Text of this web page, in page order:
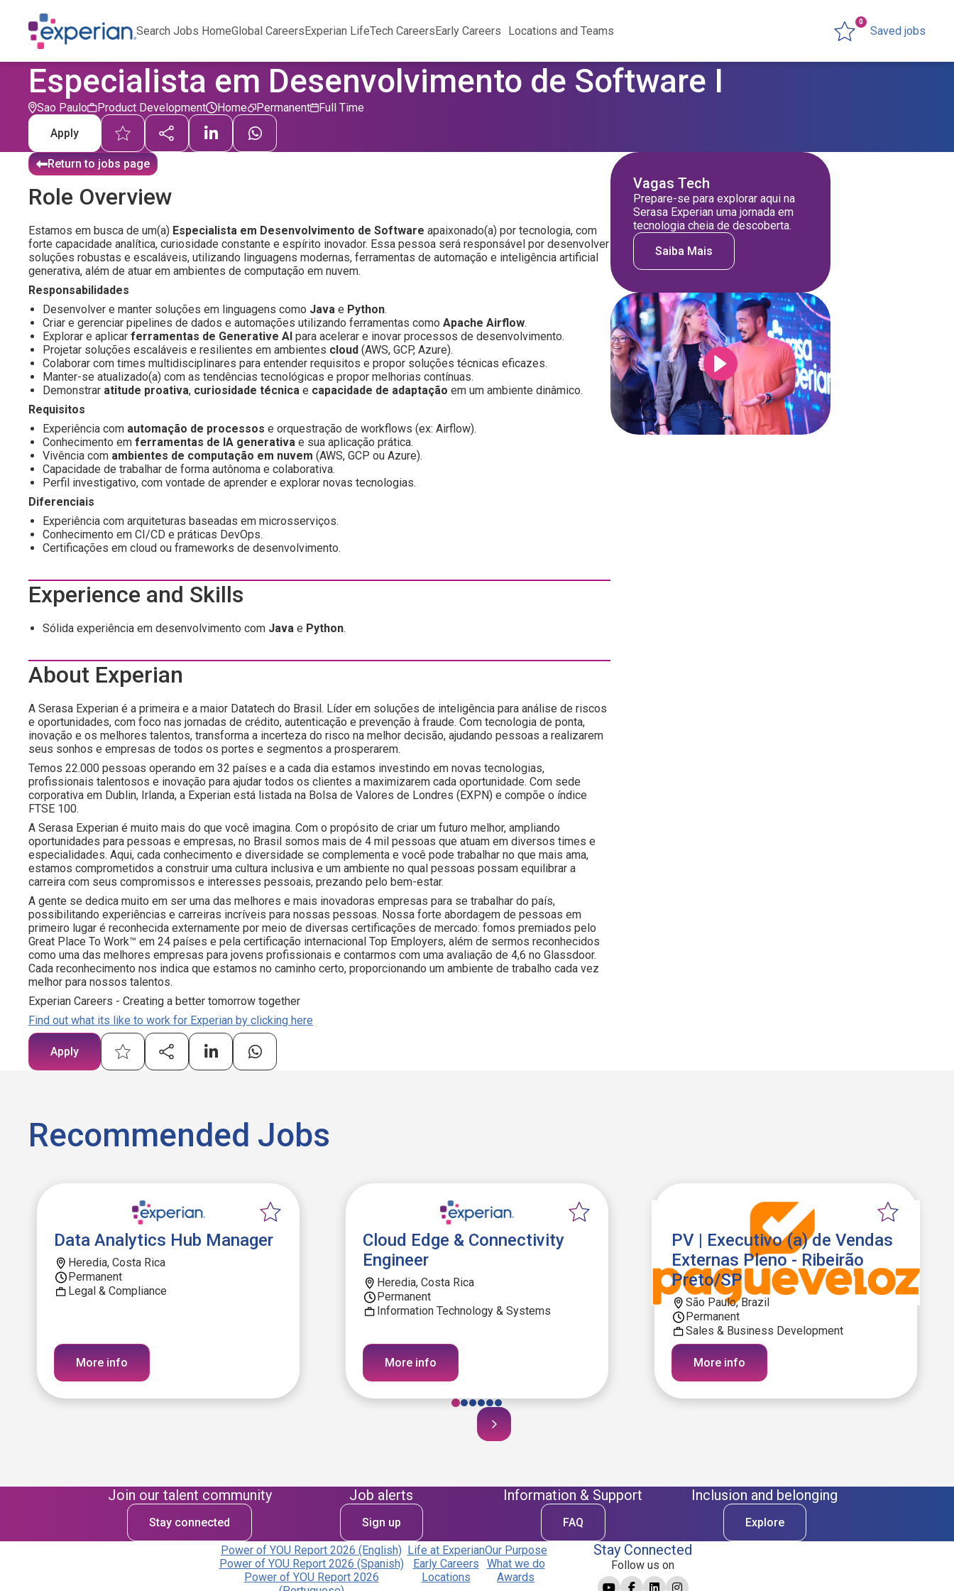
Search Jobs HomeGlobal CareersExperian LifeTech CareersEarly Careers Locations and Teams Saved jobs
0
Especialista em Desenvolvimento de Software I
Sao Paulo Product Development Permanent
Home
Full Time
Apply
Return to jobs page
Role Overview
Estamos em busca de um(a) Especialista em Desenvolvimento de Software apaixonado(a) por tecnologia, com
forte capacidade analítica, curiosidade constante e espírito inovador. Essa pessoa será responsável por desenvolver
soluções robustas e escaláveis, utilizando linguagens modernas, ferramentas de automação e inteligência artificial
generativa, além de atuar em ambientes de computação em nuvem.
Responsabilidades
Desenvolver e manter soluções em linguagens como Java e Python.
Criar e gerenciar pipelines de dados e automações utilizando ferramentas como Apache Airflow.
Explorar e aplicar ferramentas de Generative AI para acelerar e inovar processos de desenvolvimento.
Projetar soluções escaláveis e resilientes em ambientes cloud (AWS, GCP, Azure).
Colaborar com times multidisciplinares para entender requisitos e propor soluções técnicas eficazes.
Manter-se atualizado(a) com as tendências tecnológicas e propor melhorias contínuas.
Demonstrar atitude proativa, curiosidade técnica e capacidade de adaptação em um ambiente dinâmico.
Requisitos
Experiência com automação de processos e orquestração de workflows (ex: Airflow).
Conhecimento em ferramentas de IA generativa e sua aplicação prática.
Vivência com ambientes de computação em nuvem (AWS, GCP ou Azure).
Capacidade de trabalhar de forma autônoma e colaborativa.
Perfil investigativo, com vontade de aprender e explorar novas tecnologias.
Diferenciais
Experiência com arquiteturas baseadas em microsserviços.
Conhecimento em CI/CD e práticas DevOps.
Certificações em cloud ou frameworks de desenvolvimento.
Experience and Skills
Sólida experiência em desenvolvimento com Java e Python.
About Experian
A Serasa Experian é a primeira e a maior Datatech do Brasil. Líder em soluções de inteligência para análise de riscos
e oportunidades, com foco nas jornadas de crédito, autenticação e prevenção à fraude. Com tecnologia de ponta,
inovação e os melhores talentos, transforma a incerteza do risco na melhor decisão, ajudando pessoas a realizarem
seus sonhos e empresas de todos os portes e segmentos a prosperarem.
Temos 22.000 pessoas operando em 32 países e a cada dia estamos investindo em novas tecnologias,
profissionais talentosos e inovação para ajudar todos os clientes a maximizarem cada oportunidade. Com sede
corporativa em Dublin, Irlanda, a Experian está listada na Bolsa de Valores de Londres (EXPN) e compõe o índice
FTSE 100.
A Serasa Experian é muito mais do que você imagina. Com o propósito de criar um futuro melhor, ampliando
oportunidades para pessoas e empresas, no Brasil somos mais de 4 mil pessoas que atuam em diversos times e
especialidades. Aqui, cada conhecimento e diversidade se complementa e você pode trabalhar no que mais ama,
estamos comprometidos a construir uma cultura inclusiva e um ambiente no qual pessoas possam equilibrar a
carreira com seus compromissos e interesses pessoais, prezando pelo bem-estar.
A gente se dedica muito em ser uma das melhores e mais inovadoras empresas para se trabalhar do país,
possibilitando experiências e carreiras incríveis para nossas pessoas. Nossa forte abordagem de pessoas em
primeiro lugar é reconhecida externamente por meio de diversas certificações de mercado: fomos premiados pelo
Great Place To Work™ em 24 países e pela certificação internacional Top Employers, além de sermos reconhecidos
como uma das melhores empresas para jovens profissionais e contarmos com uma avaliação de 4,6 no Glassdoor.
Cada reconhecimento nos indica que estamos no caminho certo, proporcionando um ambiente de trabalho cada vez
melhor para nossos talentos.
Experian Careers - Creating a better tomorrow together
Find out what its like to work for Experian by clicking here
Apply
Vagas Tech
Prepare-se para explorar aqui na
Serasa Experian uma jornada em
tecnologia cheia de descoberta.
Saiba Mais
Recommended Jobs
Data Analytics Hub Manager
Heredia, Costa Rica
Permanent
Legal & Compliance
More info
Cloud Edge & Connectivity
Engineer
Heredia, Costa Rica
Permanent
Information Technology & Systems
More info
PV | Executivo (a) de Vendas
Externas Pleno - Ribeirão
Preto/SP
São Paulo, Brazil
Permanent
Sales & Business Development
More info
Join our talent community
Stay connected
Job alerts
Sign up
Information & Support
FAQ
Inclusion and belonging
Explore
Power of YOU Report 2026 (English)
Power of YOU Report 2026 (Spanish)
Power of YOU Report 2026
Life at Experian
Early Careers
Locations
Our Purpose
What we do
Awards
Stay Connected
Follow us on